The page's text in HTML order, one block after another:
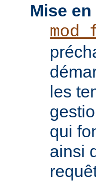
Mise
les
qui
ainsi